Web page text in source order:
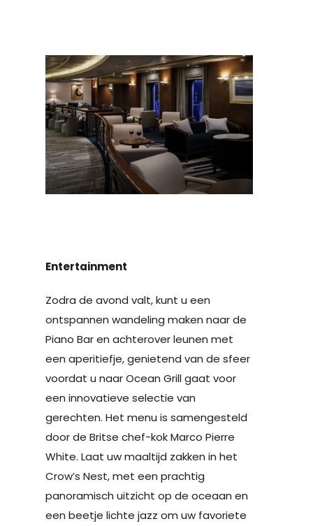
Entertainment
Zodra de avond valt, kunt u een
ontspannen wandeling maken naar de
Piano Bar en achterover leunen met
een aperitiefje, genietend van de sfeer
voordat u naar Ocean Grill gaat voor
een innovatieve selectie van
gerechten. Het menu is samengesteld
door de Britse chef-kok Marco Pierre
White. Laat uw maaltijd zakken in het
Crow’s Nest, met een prachtig
panoramisch uitzicht op de oceaan en
een beetje lichte jazz om uw favoriete